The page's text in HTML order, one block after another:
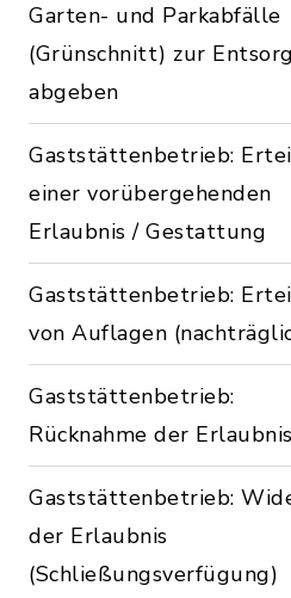
Garten- und Parkabfälle
(Grünschnitt) zur
abgeben
Gaststättenbetrieb:
einer vorübergehenden
Erlaubnis / Gestattung
Gaststättenbetrieb:
von Auflagen
Gaststättenbetrieb:
Rücknahme der Erlaubnis
Gaststättenbetrieb:
der Erlaubnis
(Schließungsverfügung)